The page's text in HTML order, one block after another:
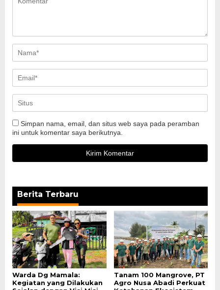
Simpan nama, email, dan situs web saya pada peramban
ini untuk komentar saya berikutnya.
Berita Terbaru
Warda Dg Mamala:
Kegiatan yang Dilakukan
Tanam 100 Mangrove, PT
Agro Nusa Abadi Perkuat